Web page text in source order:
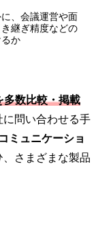
、会議運営や面
継ぎ精度などの
か
多数比較・掲載
に問い合わせる手
ミュニケーショ
、さまざまな製品